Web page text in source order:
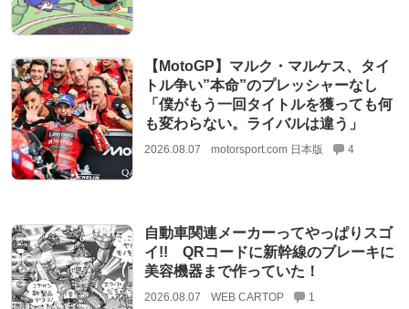
【MotoGP】マルク・マルケス、タイ
トル争い”本命”のプレッシャーなし
「僕がもう一回タイトルを獲っても何
も変わらない。ライバルは違う」
2026.08.07 motorsport.com 日本版 4
自動車関連メーカーってやっぱりスゴ
イ!! QRコードに新幹線のブレーキに
美容機器まで作っていた！
2026.08.07 WEB CARTOP 1